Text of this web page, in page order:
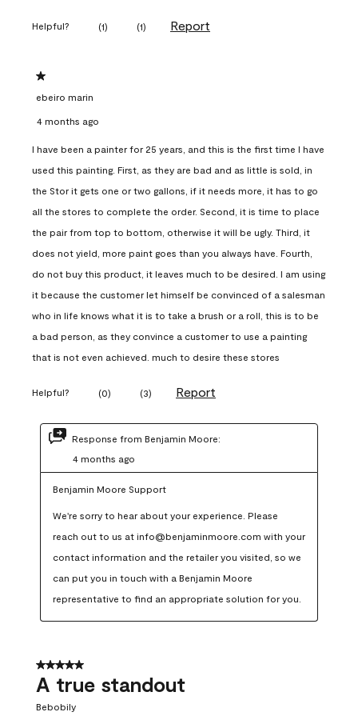
Helpful? (1) (1) Report
1 out of 5 stars.
ebeiro marin
4 months ago
I have been a painter for 25 years, and this is the first time I have
used this painting. First, as they are bad and as little is sold, in
the Stor it gets one or two gallons, if it needs more, it has to go
all the stores to complete the order. Second, it is time to place
the pair from top to bottom, otherwise it will be ugly. Third, it
does not yield, more paint goes than you always have. Fourth,
do not buy this product, it leaves much to be desired. I am using
it because the customer let himself be convinced of a salesman
who in life knows what it is to take a brush or a roll, this is to be
a bad person, as they convince a customer to use a painting
that is not even achieved. much to desire these stores
Helpful? (0) (3) Report
Response from Benjamin Moore:
4 months ago
Benjamin Moore Support
We're sorry to hear about your experience. Please
reach out to us at info@benjaminmoore.com with your
contact information and the retailer you visited, so we
can put you in touch with a Benjamin Moore
representative to find an appropriate solution for you.
5 out of 5 stars.
A true standout
Bebobily